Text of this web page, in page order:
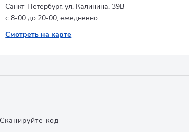
Санкт-Петербург, ул. Калинина, 39В
с 8-00 до 20-00, ежедневно
Смотреть на карте
Сканируйте код